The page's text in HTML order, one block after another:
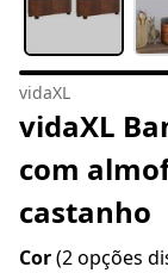
vidaXL
vidaXL
com
castanho
Cor(2 opções